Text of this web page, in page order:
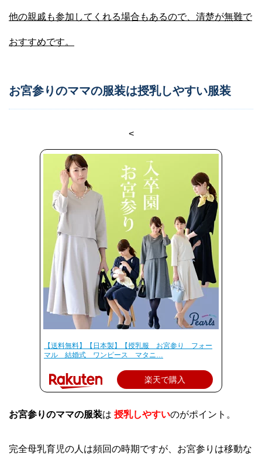
他の親戚も参加してくれる場合もあるので、清楚が無難で
おすすめです。
お宮参りのママの服装は授乳しやすい服装
<
【送料無料】【日本製】【授乳服 お宮参り フォー
マル 結婚式 ワンピース マタニ…
楽天で購入
お宮参りのママの服装は 授乳しやすいのがポイント。
完全母乳育児の人は頻回の時期ですが、お宮参りは移動な